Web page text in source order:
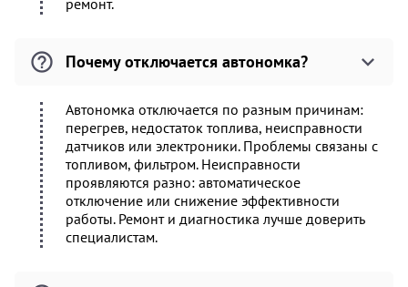
ремонт.
Почему отключается автономка?
Автономка отключается по разным причинам:
перегрев, недостаток топлива, неисправности
датчиков или электроники. Проблемы связаны с
топливом, фильтром. Неисправности
проявляются разно: автоматическое
отключение или снижение эффективности
работы. Ремонт и диагностика лучше доверить
специалистам.